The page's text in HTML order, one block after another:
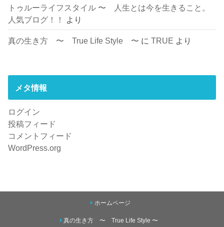
トゥルーライフスタイル 〜 人生とは今を生きること。
人気ブログ！！
より
真の生き方 〜 True Life Style 〜 にTRUE より
メタ情報
ログイン
投稿フィード
コメントフィード
WordPress.org
ホームページ
真の生き方 〜 True Life Style 〜